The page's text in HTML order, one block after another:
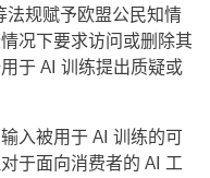
法规赋予欧盟公民知情
况下要求访问或删除其
于 AI 训练提出质疑或
入被用于 AI 训练的可
于面向消费者的 AI 工